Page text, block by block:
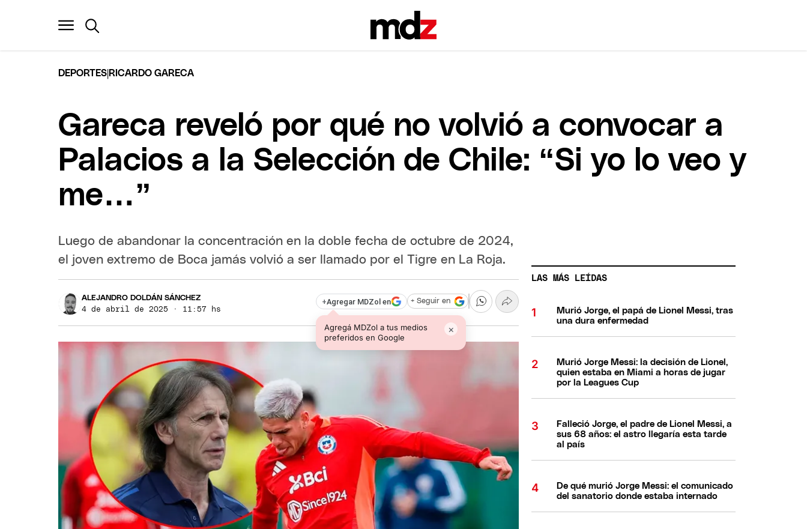
DEPORTES RICARDO GARECA
Gareca reveló por qué no volvió a convocar a
Palacios a la Selección de Chile: “Si yo lo veo y
me…”
Luego de abandonar la concentración en la doble fecha de octubre de 2024,
el joven extremo de Boca jamás volvió a ser llamado por el Tigre en La Roja.
ALEJANDRO DOLDÁN SÁNCHEZ
4 de abril de 2025 · 11:57 hs
+Agregar MDZol en
Agregá MDZol a tus medios
preferidos en Google
×
+ Seguir en
LAS MÁS LEÍDAS
Murió Jorge, el papá de Lionel Messi, tras
una dura enfermedad
Murió Jorge Messi: la decisión de Lionel,
quien estaba en Miami a horas de jugar
por la Leagues Cup
Falleció Jorge, el padre de Lionel Messi, a
sus 68 años: el astro llegaría esta tarde
al país
De qué murió Jorge Messi: el comunicado
del sanatorio donde estaba internado